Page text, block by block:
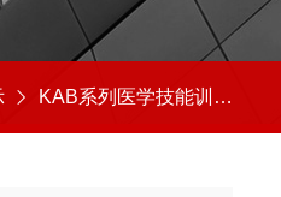
KAB系列医学技能训练模型